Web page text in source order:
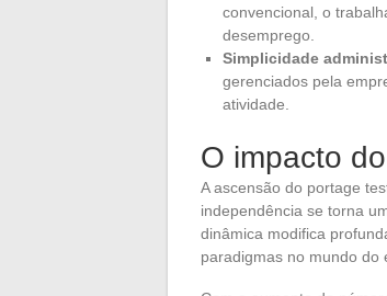
convencional, o
desemprego.
Simplicidade
gerenciados pela
atividade.
O impacto
A ascensão do portage
independência se torna
dinâmica modifica
paradigmas no mundo do